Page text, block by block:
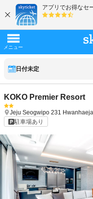
日付未定
KOKO Premier Resort
Jeju Seogwipo 231
駐車場あり